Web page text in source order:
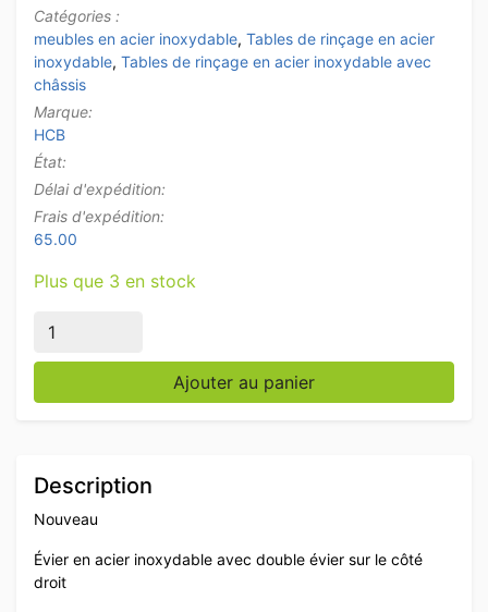
Catégories :
meubles en acier inoxydable, Tables de rinçage en acier
inoxydable, Tables de rinçage en acier inoxydable avec
châssis
Marque:
HCB
État:
Délai d'expédition:
Frais d'expédition:
65.00
Plus que 3 en stock
quantité de Evier double en acier inoxydable
Ajouter au panier
Description
Nouveau
Évier en acier inoxydable avec double évier sur le côté
droit